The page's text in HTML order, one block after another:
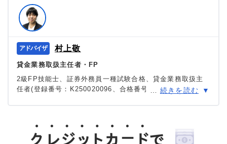
だし、特定の商品を根拠なくPRするものではなく、当編集部の調査／ユーザー
への口コミ収集などに基づき、公平性を担保した情報提供を行っています。
>提携企業一覧
村上敬
貸金業務取扱主任者・FP
2級FP技能士、証券外務員一種試験合格、貸金業務取扱主
任者(登録番号：K250020096、合格番号：第F241000177
メディアの編集・監修に携わり、実績は計2000本以上。ロ
ーン利用者へのインタビューなども多数実施し、専門知識
続きを読む